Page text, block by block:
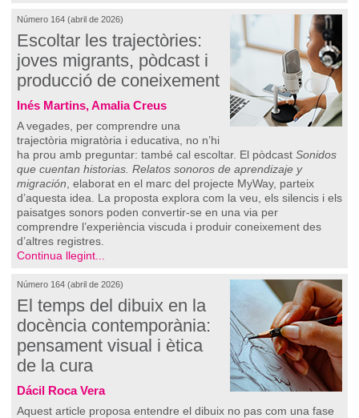
Número 164 (abril de 2026)
Escoltar les trajectòries:
joves migrants, pòdcast i
producció de coneixement
Inés Martins, Amalia Creus
A vegades, per comprendre una
trajectòria migratòria i educativa, no n’hi
ha prou amb preguntar: també cal escoltar. El pòdcast Sonidos
que cuentan historias. Relatos sonoros de aprendizaje y
migración , elaborat en el marc del projecte MyWay, parteix
d’aquesta idea. La proposta explora com la veu, els silencis i els
paisatges sonors poden convertir-se en una via per
comprendre l’experiència viscuda i produir coneixement des
d’altres registres.
Continua llegint...
Número 164 (abril de 2026)
El temps del dibuix en la
docència contemporània:
pensament visual i ètica
de la cura
Dácil Roca Vera
Aquest article proposa entendre el dibuix no pas com una fase